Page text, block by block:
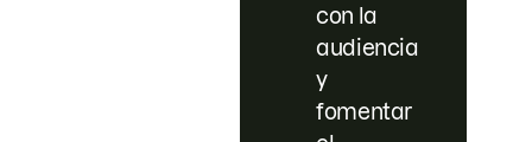
con la
audiencia
y
fomentar